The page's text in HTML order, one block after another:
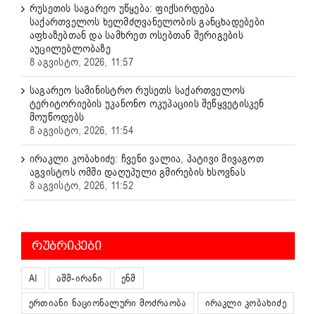
რუსეთის საგარეო უწყება: ფიქსირდება
საქართველოს ხელმძღვანელობის განცხადებები
აფხაზებთან და სამხრეთ ოსებთან შერიგების
აუცილებლობაზე
8 აგვისტო, 2026, 11:57
საგარეო სამინისტრო რუსეთს საქართველოს
ტერიტორიების უკანონო ოკუპაციის შეწყვეტისკენ
მოუწოდებს
8 აგვისტო, 2026, 11:54
ირაკლი კობახიძე: ჩვენი ვალია, პატივი მივაგოთ
აგვისტოს ომში დაღუპული გმირების ხსოვნას
8 აგვისტო, 2026, 11:52
ᲠᲣᲑᲠᲘᲙᲔᲑᲘ
AI აშშ-ირანი
ენმ
ერთიანი ნაციონალური მოძრაობა
ირაკლი კობახიძე